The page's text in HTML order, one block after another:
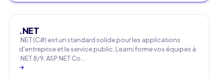
.NET
.NET (C#) est un standard solide pour les applications
d'entreprise et le service public. Learni forme vos équipes à
.NET 8/9, ASP.NET Co…
→